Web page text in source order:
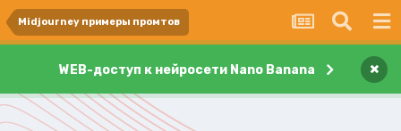
Midjourney примеры промтов
WEB-доступ к нейросети Nano Banana ×